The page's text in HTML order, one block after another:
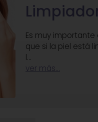
Es muy
que si la piel está
l...
ver más...